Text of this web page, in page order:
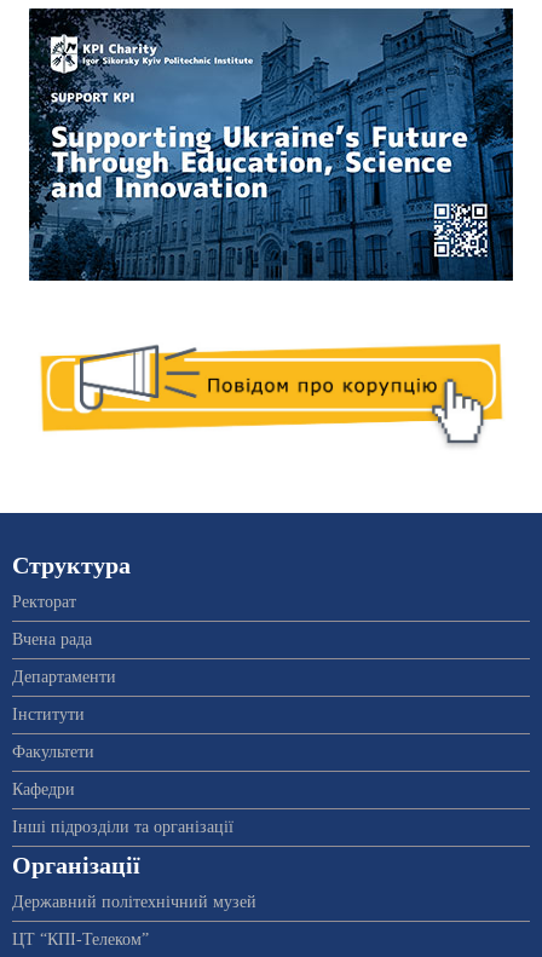
Структура
Ректорат
Вчена рада
Департаменти
Інститути
Факультети
Кафедри
Інші підрозділи та організації
Організації
Державний політехнічний музей
ЦТ “КПІ-Телеком”